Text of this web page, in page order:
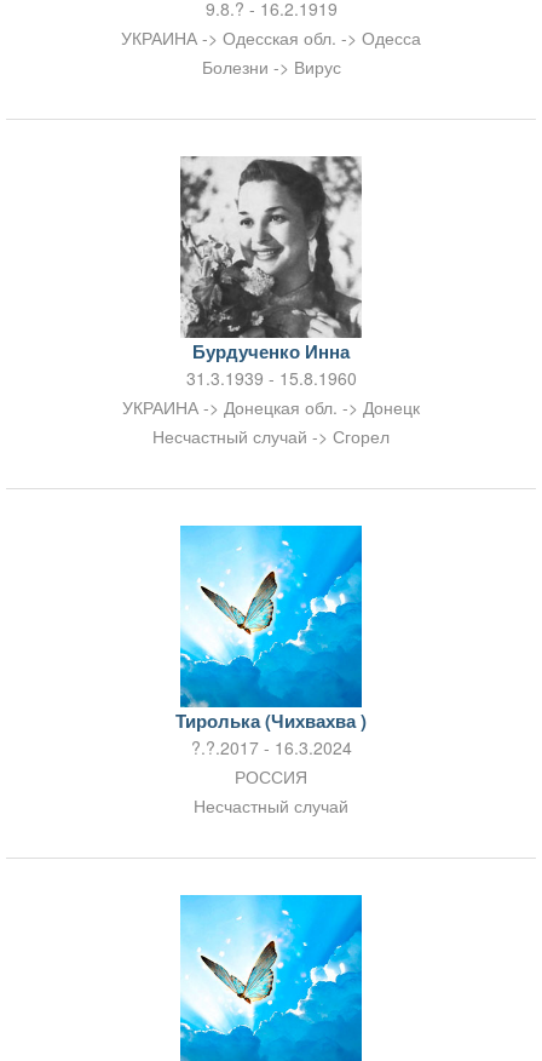
9.8.? - 16.2.1919
УКРАИНА -> Одесская обл. -> Одесса
Болезни -> Вирус
Бурдученко Инна
31.3.1939 - 15.8.1960
УКРАИНА -> Донецкая обл. -> Донецк
Несчастный случай -> Сгорел
Тиролька (Чихвахва )
?.?.2017 - 16.3.2024
РОССИЯ
Несчастный случай